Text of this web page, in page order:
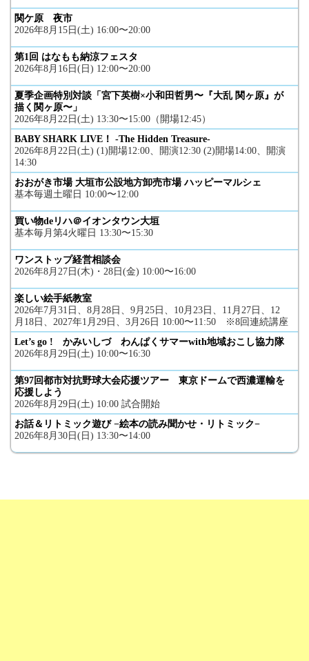
関ケ原 夜市
2026年8月15日(土) 16:00〜20:00
第1回 はなもも納涼フェスタ
2026年8月16日(日) 12:00〜20:00
夏季企画特別対談「宮下英樹×小和田哲男〜『大乱 関ヶ原』が
描く関ヶ原〜」
2026年8月22日(土) 13:30〜15:00（開場12:45）
BABY SHARK LIVE！ -The Hidden Treasure-
2026年8月22日(土) (1)開場12:00、開演12:30 (2)開場14:00、開演
14:30
おおがき市場 大垣市公設地方卸売市場 ハッピーマルシェ
基本毎週土曜日 10:00〜12:00
買い物deリハ＠イオンタウン大垣
基本毎月第4火曜日 13:30〜15:30
ワンストップ経営相談会
2026年8月27日(木)・28日(金) 10:00〜16:00
楽しい絵手紙教室
2026年7月31日、8月28日、9月25日、10月23日、11月27日、12
月18日、2027年1月29日、3月26日 10:00〜11:50 ※8回連続講座
Let’s go ! かみいしづ わんぱくサマーwith地域おこし協力隊
2026年8月29日(土) 10:00〜16:30
第97回都市対抗野球大会応援ツアー 東京ドームで西濃運輸を
応援しよう
2026年8月29日(土) 10:00 試合開始
お話＆リトミック遊び −絵本の読み聞かせ・リトミック−
2026年8月30日(日) 13:30〜14:00